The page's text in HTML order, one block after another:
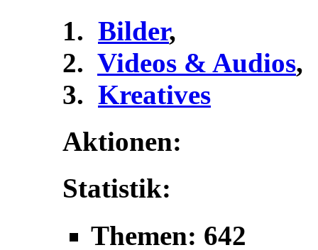
Bilder,
Videos & Audios,
Kreatives
Aktionen:
Statistik:
Themen: 642